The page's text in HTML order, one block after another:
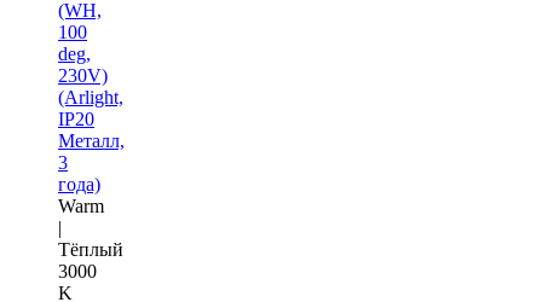
(WH,
100
deg,
230V)
(Arlight,
IP20
Металл,
3
года)
Warm
|
Тёплый
3000
K